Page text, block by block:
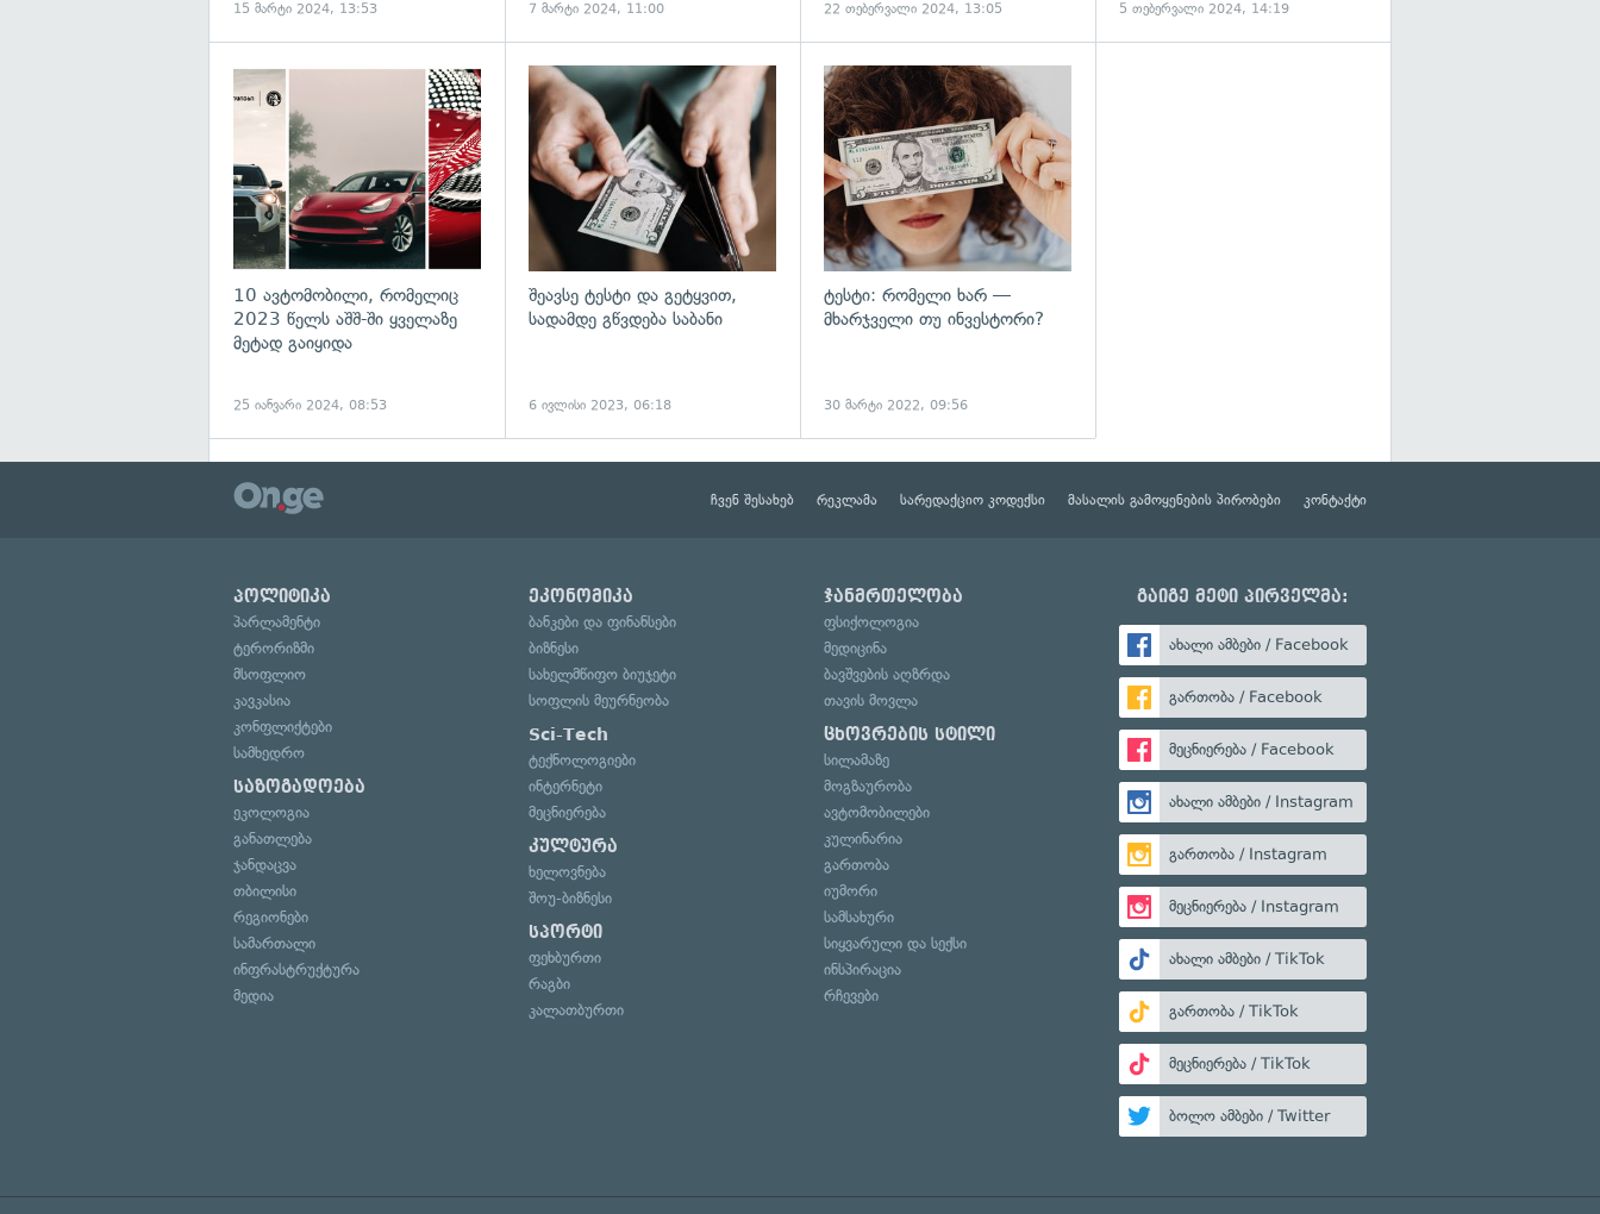
15 მარტი 2024, 13:53 7 მარტი 2024, 11:00 22 თებერვალი 2024, 13:05 5 თებერვალი 2024, 14:19
10 ავტომობილი, რომელიც
2023 წელს აშშ-ში ყველაზე
მეტად გაიყიდა
25 იანვარი 2024, 08:53
შეავსე ტესტი და გეტყვით,
სადამდე გწვდება საბანი
6 ივლისი 2023, 06:18
ტესტი: რომელი ხარ —
მხარჯველი თუ ინვესტორი?
30 მარტი 2022, 09:56
ჩვენ შესახებ რეკლამა სარედაქციო კოდექსი მასალის გამოყენების პირობები კონტაქტი
პოლიტიკა
პარლამენტი
ტერორიზმი
მსოფლიო
კავკასია
კონფლიქტები
სამხედრო
საზოგადოება
ეკოლოგია
განათლება
ჯანდაცვა
თბილისი
რეგიონები
სამართალი
ინფრასტრუქტურა
მედია
ეკონომიკა
ბანკები და ფინანსები
ბიზნესი
სახელმწიფო ბიუჯეტი
სოფლის მეურნეობა
Sci-Tech
ტექნოლოგიები
ინტერნეტი
მეცნიერება
კულტურა
ხელოვნება
შოუ-ბიზნესი
სპორტი
ფეხბურთი
რაგბი
კალათბურთი
ჯანმრთელობა
ფსიქოლოგია
მედიცინა
ბავშვების აღზრდა
თავის მოვლა
ცხოვრების სტილი
სილამაზე
მოგზაურობა
ავტომობილები
კულინარია
გართობა
იუმორი
სამსახური
სიყვარული და სექსი
ინსპირაცია
რჩევები
გაიგე მეტი პირველმა:
ახალი ამბები / Facebook
გართობა / Facebook
მეცნიერება / Facebook
ახალი ამბები / Instagram
გართობა / Instagram
მეცნიერება / Instagram
ახალი ამბები / TikTok
გართობა / TikTok
მეცნიერება / TikTok
ბოლო ამბები / Twitter